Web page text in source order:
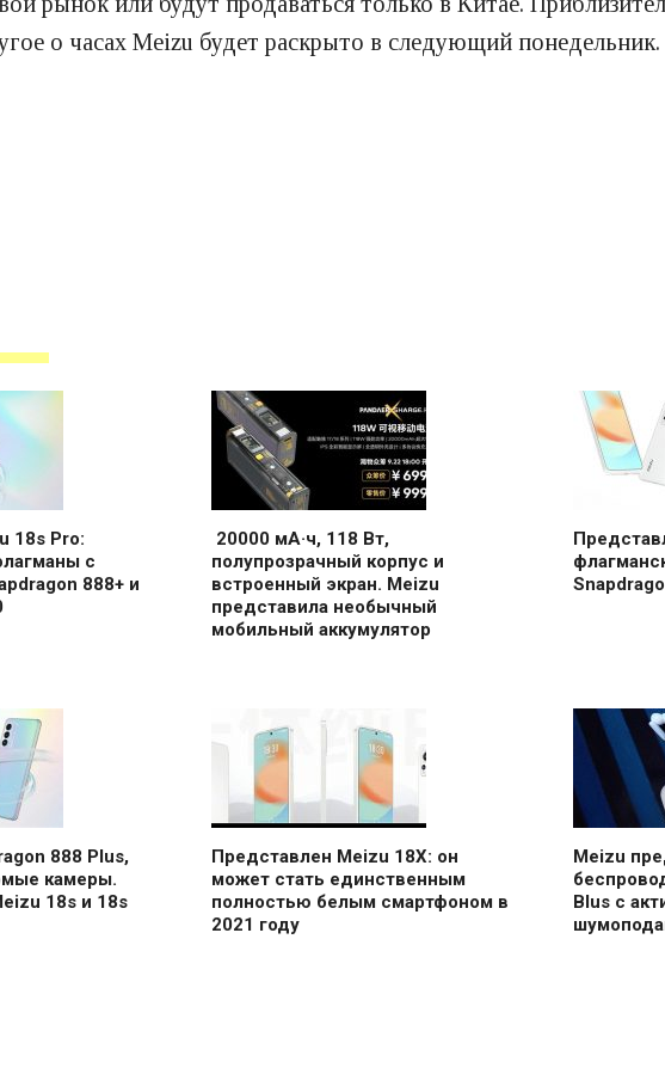
о часах Meizu будет раскрыто в следующий понедельник.
18s Pro:
с
888+ и
20000 мА·ч, 118 Вт,
полупрозрачный корпус и
встроенный экран. Meizu
представила необычный
мобильный аккумулятор
888 Plus,
камеры.
18s и 18s
Представлен Meizu 18X: он
может стать единственным
полностью белым смартфоном в
2021 году
Meizu
Blus с